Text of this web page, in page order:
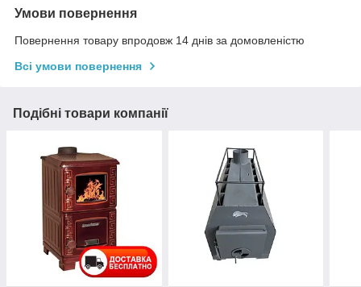
Умови повернення
Повернення товару впродовж 14 днів за домовленістю
Всі умови повернення
Подібні товари компанії